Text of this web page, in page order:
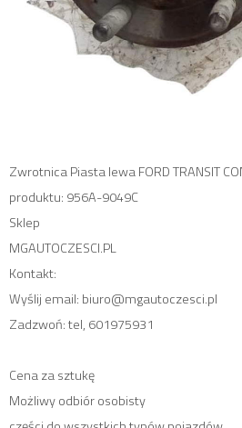
Zwrotnica Piasta lewa FORD TRANSIT
produktu: 956A-9049C
Sklep
MGAUTOCZESCI.PL
Kontakt:
Wyślij email: biuro@mgautoczesci.pl
Zadzwoń: tel, 601975931
Cena za sztukę
Możliwy odbiór osobisty